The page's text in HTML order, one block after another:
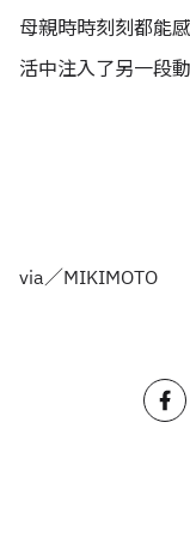
母親時時刻刻都能
活中注入了另一段
via／MIKIMOTO